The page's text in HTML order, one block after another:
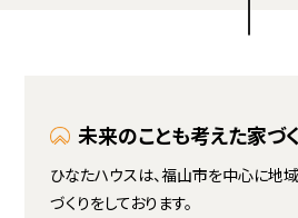
未来のことも考えた家づ
ひなたハウスは、福山市を中心に地
づくりをしております。